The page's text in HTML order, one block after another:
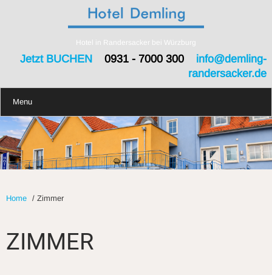
Hotel in Randersacker bei Würzburg
Jetzt BUCHEN0931 - 7000 300 info@demling-
randersacker.de
Menu
Home / Zimmer
ZIMMER